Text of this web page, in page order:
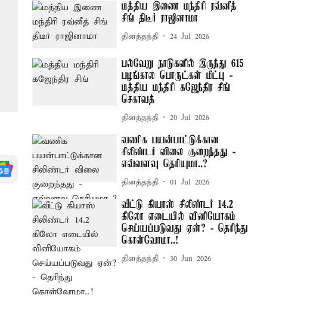
மத்திய இணை மந்திரி ரவ்னீத்
சிங் திடீர் ராஜினாமா
தினத்தந்தி 24 Jul 2026
பல்வேறு நாடுகளில் இருந்து 615
பழங்கால பொருட்கள் மீட்பு -
மத்திய மந்திரி கஜேந்திர சிங்
செகாவத்
தினத்தந்தி 20 Jul 2026
வணிக பயன்பாட்டுக்கான
சிலிண்டர் விலை குறைந்தது -
எவ்வளவு தெரியுமா..?
தினத்தந்தி 01 Jul 2026
வீட்டு கியாஸ் சிலிண்டர் 14.2
கிலோ எடையில் வினியோகம்
செய்யப்படுவது ஏன்? - தெரிந்து
கொள்வோமா..!
தினத்தந்தி 30 Jun 2026